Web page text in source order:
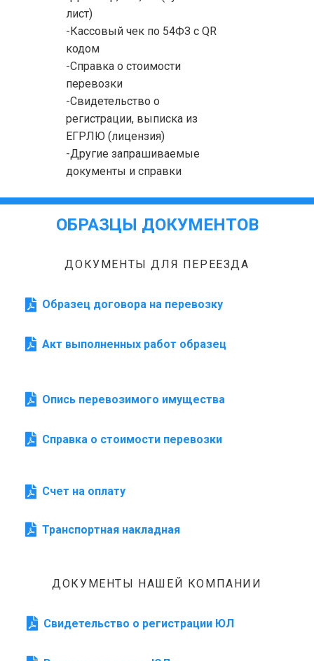
лист)
-Кассовый чек по 54ФЗ с QR
кодом
-Справка о стоимости
перевозки
-Свидетельство о
регистрации, выписка из
ЕГРЛЮ (лицензия)
-Другие запрашиваемые
документы и справки
ОБРАЗЦЫ ДОКУМЕНТОВ
ДОКУМЕНТЫ ДЛЯ ПЕРЕЕЗДА
Образец договора на перевозку
Акт выполненных работ образец
Опись перевозимого имущества
Справка о стоимости перевозки
Счет на оплату
Транспортная накладная
ДОКУМЕНТЫ НАШЕЙ КОМПАНИИ
Свидетельство о регистрации ЮЛ